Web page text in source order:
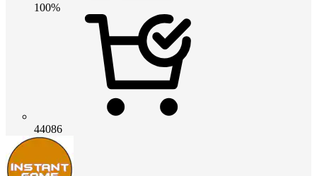
100%
44086